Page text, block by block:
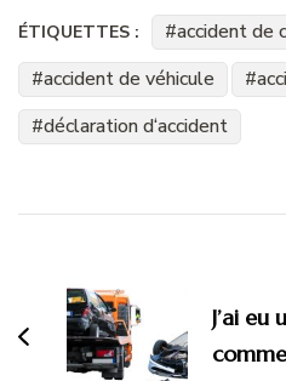
ÉTIQUETTES :
accident de
accident de véhicule
déclaration d‘accident
J’ai